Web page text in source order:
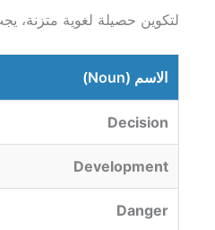
لتكوين حصيلة لغوية متزنة،
الاسم (Noun)
Decision
Development
Danger